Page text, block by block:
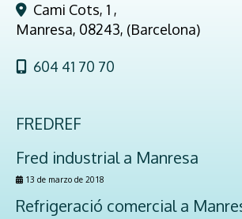
Cami Cots, 1 ,
Manresa, 08243, (Barcelona)
604 41 70 70
FREDREF
Fred industrial a Manresa
13 de marzo de 2018
Refrigeració comercial a